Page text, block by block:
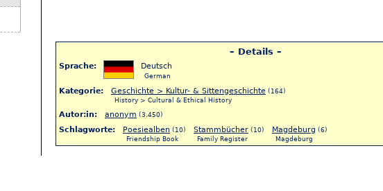
– Details –
Sprache: Deutsch
German
Kategorie: Geschichte > Kultur- & Sittengeschichte (164)
History > Cultural & Ethical History
Autor:in: anonym (3.450)
Schlagworte: Poesiealben (10) Stammbücher (10) Magdeburg (6)
Friendship Book
Family Register Magdeburg